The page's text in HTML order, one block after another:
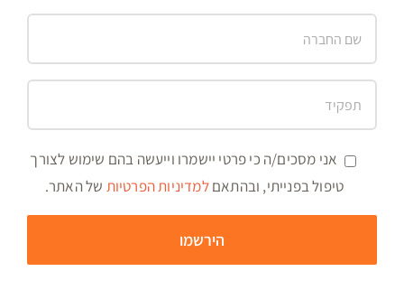
אני מסכים/ה כי פרטי יישמרו וייעשה בהם שימוש לצורך
טיפול בפנייתי, ובהתאםלמדיניות הפרטיות של האתר.